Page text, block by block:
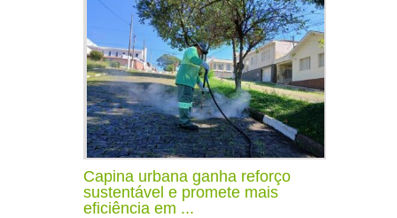
Capina urbana ganha reforço
sustentável e promete mais
eficiência em ...